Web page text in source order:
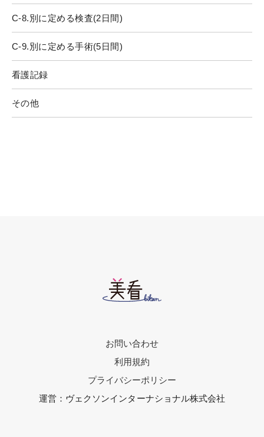
C-8.別に定める検査(2日間)
C-9.別に定める手術(5日間)
看護記録
その他
お問い合わせ
利用規約
プライバシーポリシー
運営：ヴェクソンインターナショナル株式会社